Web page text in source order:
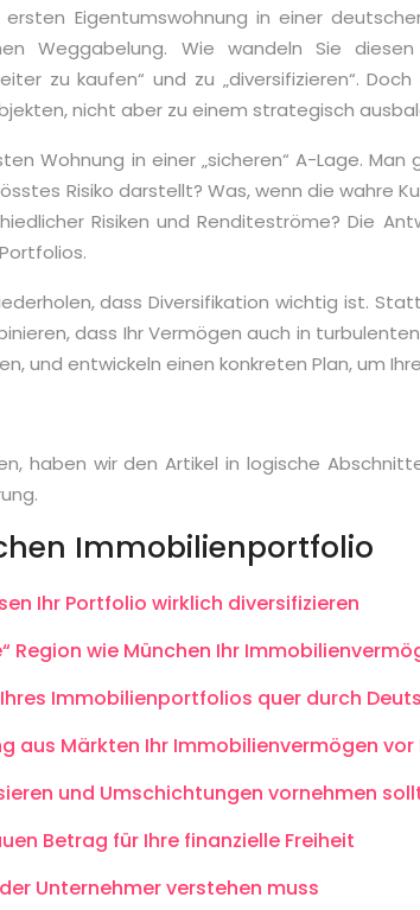
Eigentumswohnung in einer
Weggabelung. Wie wandeln Sie
zu kaufen“ und zu „diversifizieren“.
nicht aber zu einem strategisch
Wohnung in einer „sicheren“ A-Lage.
Risiko darstellt? Was, wenn die wahre
Risiken und Renditeströme? Die
dass Diversifikation wichtig ist.
dass Ihr Vermögen auch in
und entwickeln einen konkreten Plan, um
haben wir den Artikel in logische
Immobilienportfolio
Ihr Portfolio wirklich diversifizieren
Region wie München Ihr
Immobilienportfolios quer durch
aus Märkten Ihr Immobilienvermögen
und Umschichtungen vornehmen
Betrag für Ihre finanzielle Freiheit
Unternehmer verstehen muss